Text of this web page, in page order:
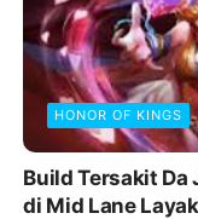
HONOR OF KINGS
Build Tersakit Da
di Mid Lane